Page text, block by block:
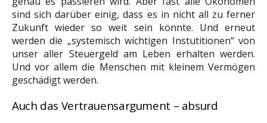
sind sich darüber einig, dass es in nicht all zu ferner
Zukunft wieder so weit sein könnte. Und erneut
werden die „systemisch wichtigen Instutitionen“ von
unser aller Steuergeld am Leben erhalten werden.
Und vor allem die Menschen mit kleinem Vermögen
geschädigt werden.
Auch das Vertrauensargument – absurd